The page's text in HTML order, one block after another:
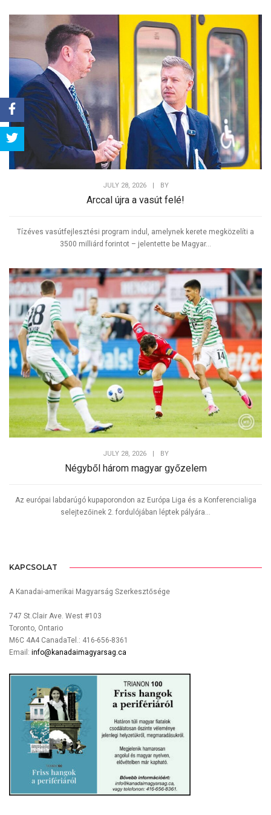
JULY 28, 2026 BY
Arccal újra a vasút felé!
Tízéves vasútfejlesztési program indul, amelynek kerete megközelíti a
3500 milliárd forintot – jelentette be Magyar...
JULY 28, 2026 BY
Négyből három magyar győzelem
Az európai labdarúgó kupaporondon az Európa Liga és a Konferencialiga
selejtezőinek 2. fordulójában léptek pályára...
KAPCSOLAT
A Kanadai-amerikai Magyarság Szerkesztősége
747 St.Clair Ave. West #103
Toronto, Ontario
M6C 4A4 CanadaTel.: 416-656-8361
Email: info@kanadaimagyarsag.ca
Share